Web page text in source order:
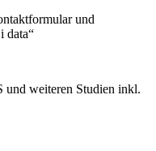
und
data“
und weiteren Studien inkl.